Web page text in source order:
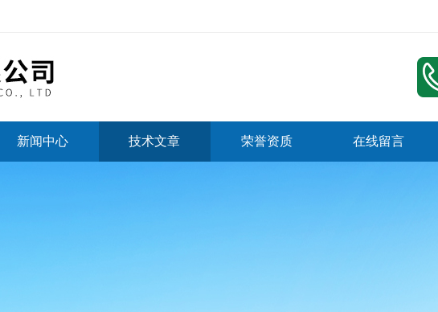
新闻中心 技术文章 荣誉资质 在线留言